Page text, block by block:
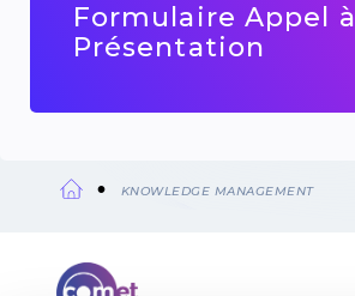
Formulaire Appel à
Présentation
d'Ariane
KNOWLEDGE MANAGEMENT